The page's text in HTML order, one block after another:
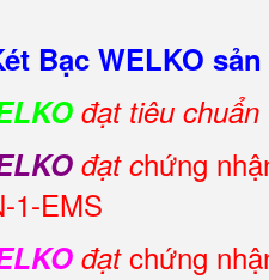
Bạc WELKO
đạt tiêu
đạt chứng
1-EMS
đạtchứng